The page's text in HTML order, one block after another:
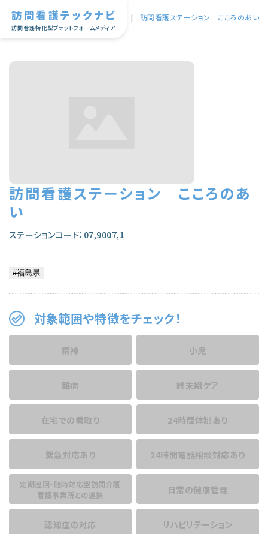
訪問看護テックナビ
訪問看護特化型プラットフォームメディア
TOP | 訪問看護ステーション こころのあい
訪問看護ステーション こころのあ
い
ステーションコード：07,9007,1
対象範囲や特徴をチェック！
精神 小児
難病 終末期ケア
在宅での看取り 24時間体制あり
緊急対応あり 24時間電話相談対応あり
定期巡回・随時対応型訪問介護
看護事業所との連携
日常の健康管理
認知症の対応 リハビリテーション